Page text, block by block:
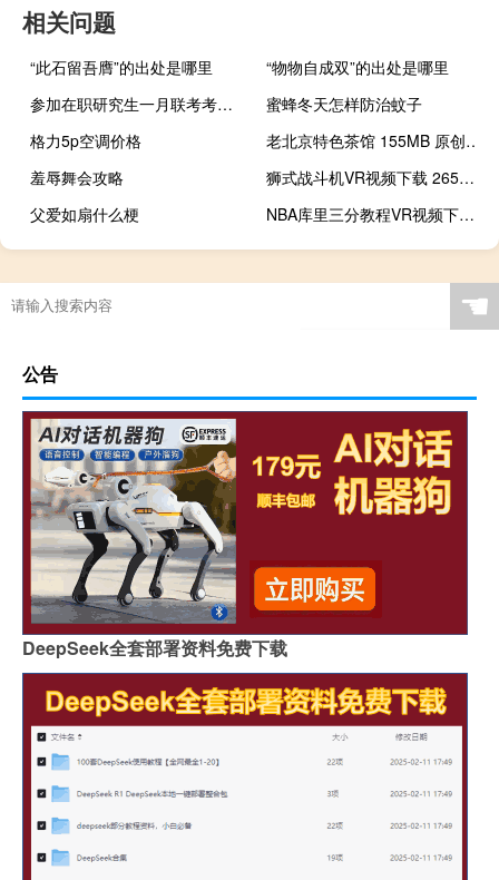
相关问题
“此石留吾膺”的出处是哪里
“物物自成双”的出处是哪里
参加在职研究生一月联考考试需要满足什么条件
蜜蜂冬天怎样防治蚊子
格力5p空调价格
老北京特色茶馆 155MB 原创自制类VR视频
羞辱舞会攻略
狮式战斗机VR视频下载 265MB 高空航拍类
父爱如扇什么梗
NBA库里三分教程VR视频下载 56MB 体育运动类
☚
公告
DeepSeek全套部署资料免费下载